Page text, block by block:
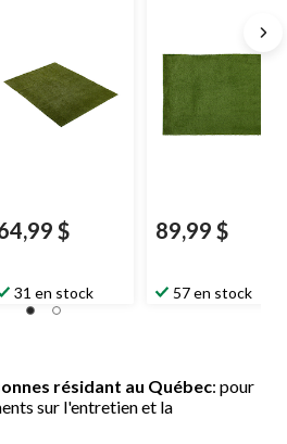
$
31 en stock
89,99 $
57 en stock
résidant au Québec: pour
sur l'entretien et la